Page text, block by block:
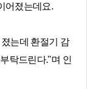
어졌는데요.
는데 환절기 감
탁드린다."며 인